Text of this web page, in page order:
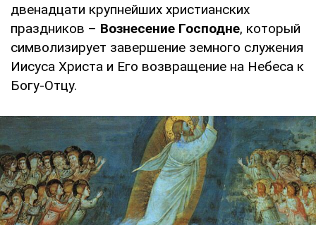
двенадцати крупнейших христианских
праздников – Вознесение Господне, который
символизирует завершение земного служения
Иисуса Христа и Его возвращение на Небеса к
Богу-Отцу.